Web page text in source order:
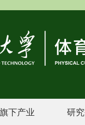
旗下产业 研